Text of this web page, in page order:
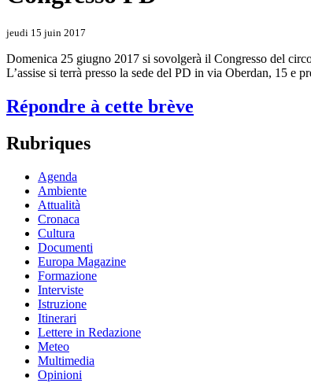
jeudi 15 juin 2017
Domenica 25 giugno 2017 si sovolgerà il Congresso del
L’assise si terrà presso la sede del PD in via Oberdan, 15 e
Répondre à cette brève
Rubriques
Agenda
Ambiente
Attualità
Cronaca
Cultura
Documenti
Europa Magazine
Formazione
Interviste
Istruzione
Itinerari
Lettere in Redazione
Meteo
Multimedia
Opinioni